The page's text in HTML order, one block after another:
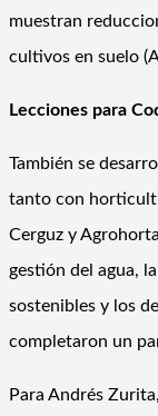
muestran
cultivos en suelo
Lecciones para
También se
tanto con
Cerguz y
gestión del agua,
sostenibles y los
completaron un
Para Andrés